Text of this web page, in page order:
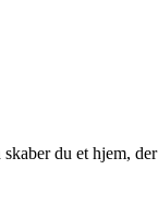
du et hjem, der